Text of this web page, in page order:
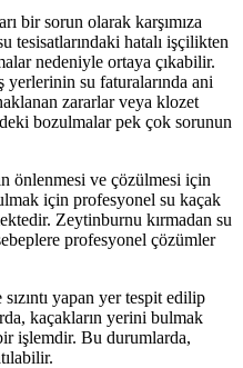
bir sorun olarak karşımıza
tesisatlarındaki hatalı işçilikten
nedeniyle ortaya çıkabilir.
yerlerinin su faturalarında ani
zararlar veya klozet
bozulmalar pek çok sorunun
önlenmesi ve çözülmesi için
için profesyonel su kaçak
Zeytinburnu kırmadan su
profesyonel çözümler
yapan yer tespit edilip
kaçakların yerini bulmak
işlemdir. Bu durumlarda,